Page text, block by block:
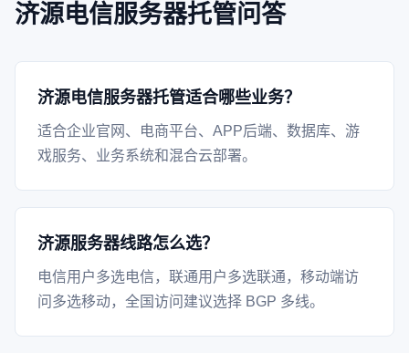
济源电信服务器托管问答
济源电信服务器托管适合哪些业务？
适合企业官网、电商平台、APP后端、数据库、游
戏服务、业务系统和混合云部署。
济源服务器线路怎么选？
电信用户多选电信，联通用户多选联通，移动端访
问多选移动，全国访问建议选择 BGP 多线。